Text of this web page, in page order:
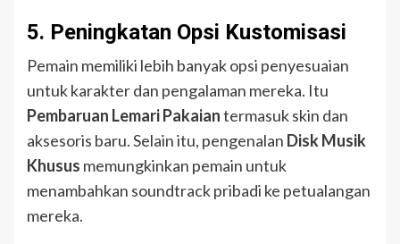
5. Peningkatan Opsi Kustomisasi
Pemain memiliki lebih banyak opsi penyesuaian
untuk karakter dan pengalaman mereka. Itu
Pembaruan Lemari Pakaiantermasuk skin dan
aksesoris baru. Selain itu, pengenalan Disk Musik
Khusus memungkinkan pemain untuk
menambahkan soundtrack pribadi ke petualangan
mereka.